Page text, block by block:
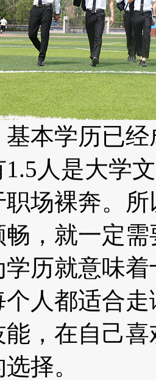
基本学历已
人是大学
场裸奔。
，就一定
历就意味
个人都适合
，在自己
择。